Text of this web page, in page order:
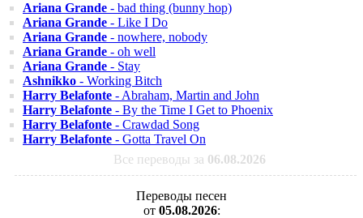
Ariana Grande - bad thing (bunny hop)
Ariana Grande - Like I Do
Ariana Grande - nowhere, nobody
Ariana Grande - oh well
Ariana Grande - Stay
Ashnikko - Working Bitch
Harry Belafonte - Abraham, Martin and John
Harry Belafonte - By the Time I Get to Phoenix
Harry Belafonte - Crawdad Song
Harry Belafonte - Gotta Travel On
Все переводы за 06.08.2026
Переводы песен
от 05.08.2026: